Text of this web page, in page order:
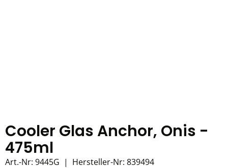
Cooler Glas Anchor, Onis -
475ml
Art.-Nr: 9445G | Hersteller-Nr: 839494